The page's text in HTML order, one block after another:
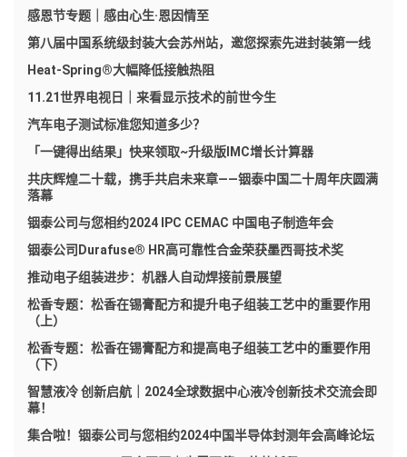
感恩节专题｜感由心生·恩因情至
第八届中国系统级封装大会苏州站，邀您探索先进封装第一线
Heat-Spring®大幅降低接触热阻
11.21世界电视日｜来看显示技术的前世今生
汽车电子测试标准您知道多少？
「一键得出结果」快来领取~升级版IMC增长计算器
共庆辉煌二十载，携手共启未来章——铟泰中国二十周年庆圆满
落幕
铟泰公司与您相约2024 IPC CEMAC 中国电子制造年会
铟泰公司Durafuse® HR高可靠性合金荣获墨西哥技术奖
推动电子组装进步：机器人自动焊接前景展望
松香专题：松香在锡膏配方和提升电子组装工艺中的重要作用
（上）
松香专题：松香在锡膏配方和提高电子组装工艺中的重要作用
（下）
智慧液冷 创新启航｜2024全球数据中心液冷创新技术交流会即
幕！
集合啦！铟泰公司与您相约2024中国半导体封测年会高峰论坛